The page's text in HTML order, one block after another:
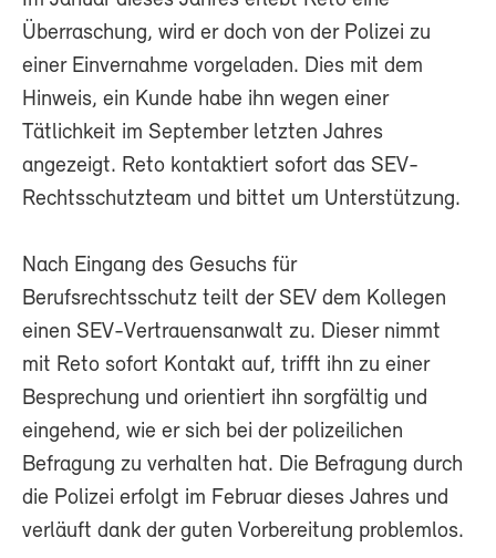
Überraschung, wird er doch von der Polizei zu
einer Einvernahme vorgeladen. Dies mit dem
Hinweis, ein Kunde habe ihn wegen einer
Tätlichkeit im September letzten Jahres
angezeigt. Reto kontaktiert sofort das SEV-
Rechtsschutzteam und bittet um Unterstützung.
Nach Eingang des Gesuchs für
Berufsrechtsschutz teilt der SEV dem Kollegen
einen SEV-Vertrauensanwalt zu. Dieser nimmt
mit Reto sofort Kontakt auf, trifft ihn zu einer
Besprechung und orientiert ihn sorgfältig und
eingehend, wie er sich bei der polizeilichen
Befragung zu verhalten hat. Die Befragung durch
die Polizei erfolgt im Februar dieses Jahres und
verläuft dank der guten Vorbereitung problemlos.